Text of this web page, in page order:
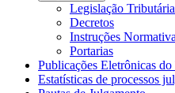
Legislação Tributária
Decretos
Instruções
Portarias
Publicações Eletrônicas
Estatísticas de processos